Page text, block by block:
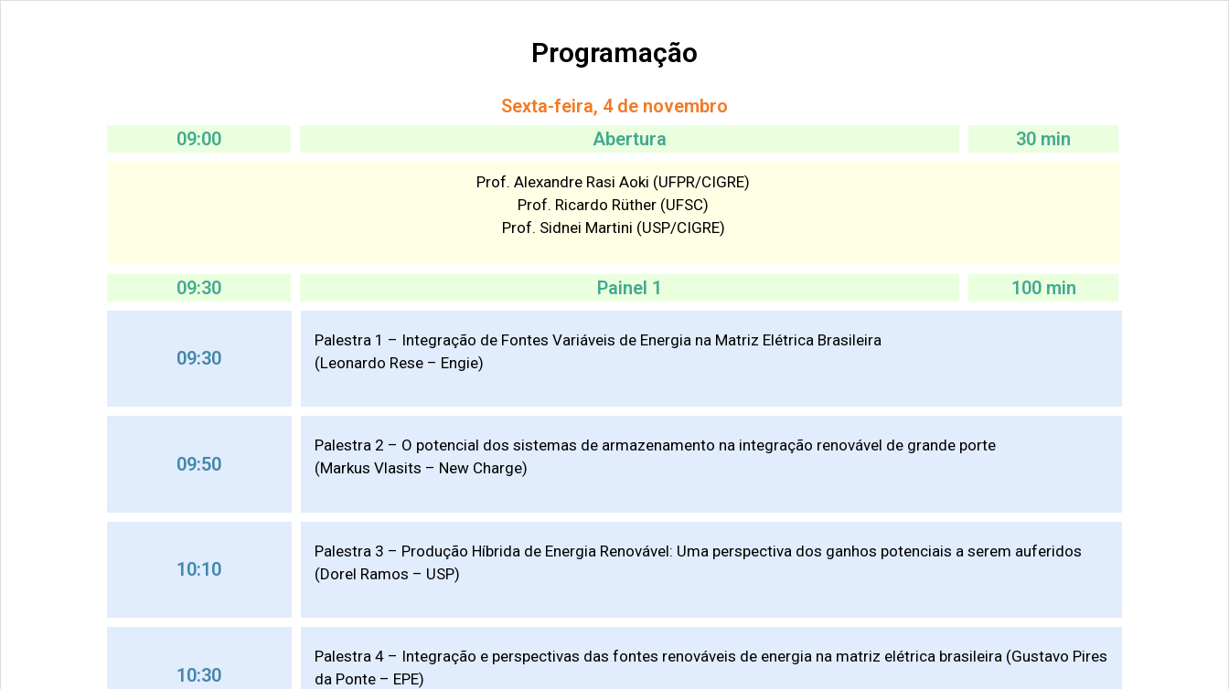
Programação
Sexta-feira, 4 de novembro
09:00
Abertura 30 min
Prof. Alexandre Rasi Aoki (UFPR/CIGRE)
Prof. Ricardo Rüther (UFSC)
Prof. Sidnei Martini (USP/CIGRE)
09:30 Painel 1 100 min
09:30
Palestra 1 – Integração de Fontes Variáveis de Energia na Matriz Elétrica Brasileira
(Leonardo Rese – Engie)
09:50
Palestra 2 – O potencial dos sistemas de armazenamento na integração renovável de grande porte
(Markus Vlasits – New Charge)
10:10
Palestra 3 – Produção Híbrida de Energia Renovável: Uma perspectiva dos ganhos potenciais a serem auferidos
(Dorel Ramos – USP)
10:30
Palestra 4 – Integração e perspectivas das fontes renováveis de energia na matriz elétrica brasileira (Gustavo Pires
da Ponte – EPE)